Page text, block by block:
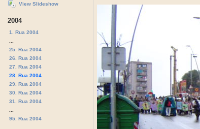
View Slideshow
2004
1. Rua 2004
25. Rua 2004
26. Rua 2004
27. Rua 2004
28. Rua 2004
29. Rua 2004
30. Rua 2004
31. Rua 2004
95. Rua 2004